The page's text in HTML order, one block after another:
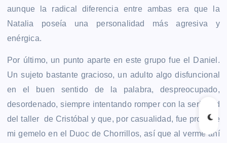
aunque la radical diferencia entre ambas era que la
Natalia poseía una personalidad más agresiva y
enérgica.
Por último, un punto aparte en este grupo fue el Daniel.
Un sujeto bastante gracioso, un adultoalgo disfuncional
en el buen sentido de la palabra, despreocupado,
desordenado, siempre intentando romper con la seriedad
del taller de Cristóbal y que, por casualidad, fue profe de
mi gemelo en el Duoc de Chorrillos, así que al verme ahí